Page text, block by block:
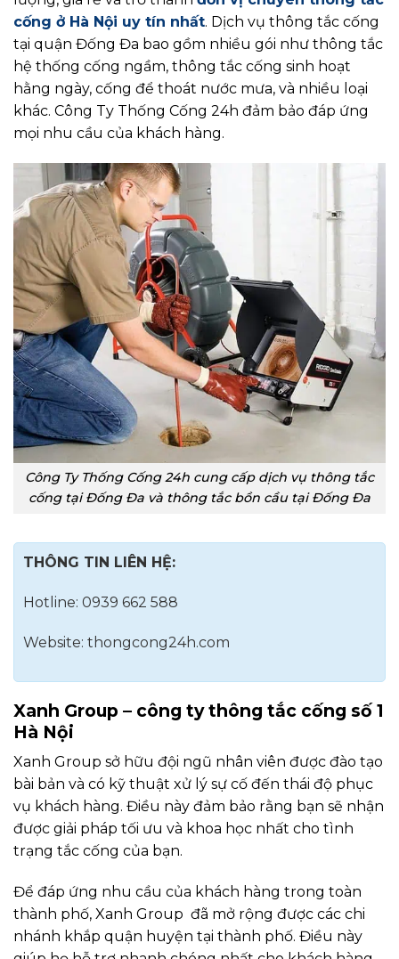
cống ở Hà Nội uy tín nhất. Dịch vụ thông tắc cống
tại quận Đống Đa bao gồm nhiều gói như thông tắc
hệ thống cống ngầm, thông tắc cống sinh hoạt
hằng ngày, cống để thoát nước mưa, và nhiều loại
khác. Công Ty Thống Cống 24h đảm bảo đáp ứng
mọi nhu cầu của khách hàng.
Công Ty Thống Cống 24h cung cấp dịch vụ thông tắc
cống tại Đống Đa và thông tắc bồn cầu tại Đống Đa
THÔNG TIN LIÊN HỆ:
Hotline: 0939 662 588
Website: thongcong24h.com
Xanh Group – công ty thông tắc cống số 1
Hà Nội
Xanh Group sở hữu đội ngũ nhân viên được đào tạo
bài bản và có kỹ thuật xử lý sự cố đến thái độ phục
vụ khách hàng. Điều này đảm bảo rằng bạn sẽ nhận
được giải pháp tối ưu và khoa học nhất cho tình
trạng tắc cống của bạn.
Để đáp ứng nhu cầu của khách hàng trong toàn
thành phố, Xanh Group đã mở rộng được các chi
nhánh khắp quận huyện tại thành phố. Điều này